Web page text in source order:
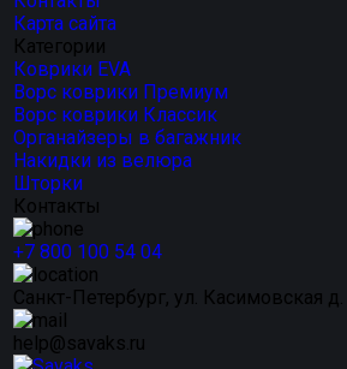
Карта сайта
Категории
Коврики EVA
Ворс коврики Премиум
Ворс коврики Классик
Органайзеры в багажник
Накидки из велюра
Шторки
Контакты
+7 800 100 54 04
Санкт-Петербург, ул. Касимовская
help@savaks.ru